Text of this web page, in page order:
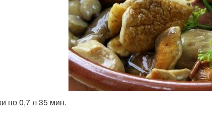
по 0,7 л 35 мин.